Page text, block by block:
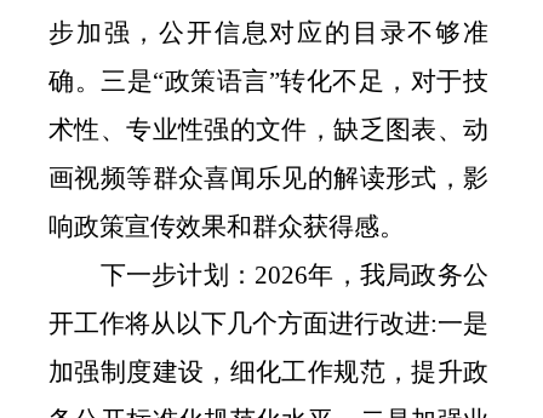
步加强，公开信息对应的目录不够准
确。三是“政策语言”转化不足，对于技
术性、专业性强的文件，缺乏图表、动
画视频等群众喜闻乐见的解读形式，影
响政策宣传效果和群众获得感。
下一步计划： 2026年，我局政务公
开工作将从以下几个方面进行改进:一是
加强制度建设，细化工作规范，提升政